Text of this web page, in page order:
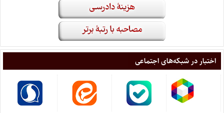
اختبار در شبکه‌های اجتماعی